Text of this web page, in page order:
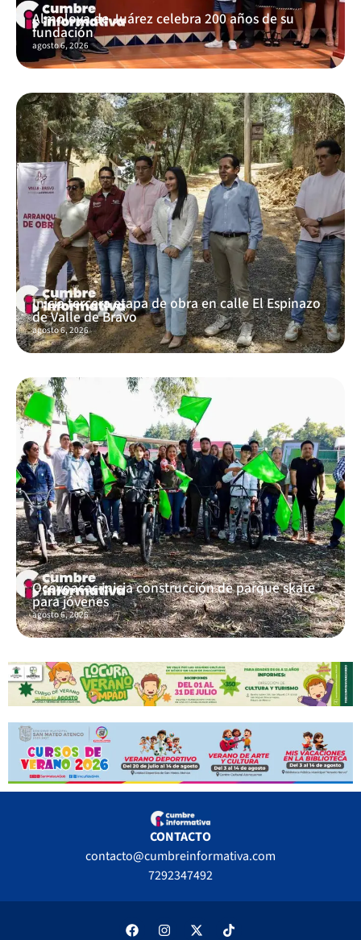
Almoloya de Juárez celebra 200 años de su
fundación
agosto 6, 2026
Inicia tercera etapa de obra en calle El Espinazo
de Valle de Bravo
agosto 6, 2026
Ocoyoacac inicia construcción de parque skate
para jóvenes
agosto 6, 2026
CONTACTO
contacto@cumbreinformativa.com
7292347492